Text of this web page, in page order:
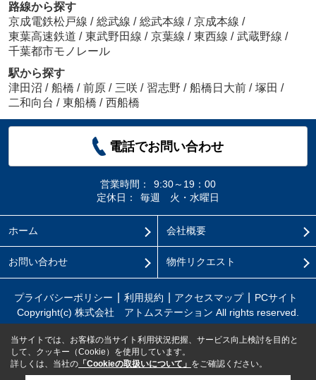
路線から探す
京成電鉄松戸線 / 総武線 / 総武本線 / 京成本線 /
東葉高速鉄道 / 東武野田線 / 京葉線 / 東西線 / 武蔵野線 /
千葉都市モノレール
駅から探す
津田沼 / 船橋 / 前原 / 三咲 / 習志野 / 船橋日大前 / 塚田 /
二和向台 / 東船橋 / 西船橋
電話でお問い合わせ
営業時間：
9:30～19：00
定休日：
毎週 火・水曜日
ホーム 会社概要
お問い合わせ 物件リクエスト
プライバシーポリシー 利用規約 アクセスマップ
PCサイト
Copyright(c) 株式会社 アトムステーション All rights reserved.
当サイトでは、お客様の当サイト利用状況把握、サービス向上検討を目的と
して、クッキー（Cookie）を使用しています。
詳しくは、当社の 「Cookieの取扱いについて」 をご確認ください。